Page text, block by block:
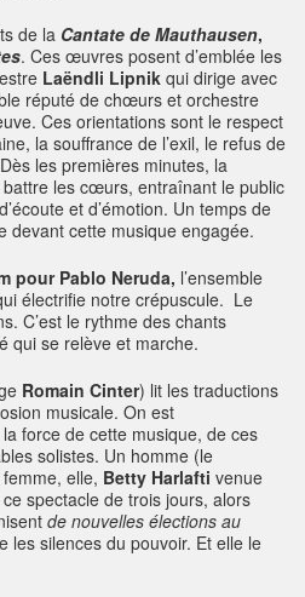
de la Cantate de Mauthausen,
. Ces œuvres posent d’emblée les
Laëndli Lipnik qui dirige avec
réputé de chœurs et orchestre
Ces orientations sont le respect
la souffrance de l’exil, le refus de
les premières minutes, la
les cœurs, entraînant le public
et d’émotion. Un temps de
devant cette musique engagée.
pour Pablo Neruda, l’ensemble
électrifie notre crépuscule. Le
C’est le rythme des chants
qui se relève et marche.
Romain Cinter) lit les traductions
musicale. On est
force de cette musique, de ces
solistes. Un homme (le
elle, Betty Harlafti venue
spectacle de trois jours, alors
de nouvelles élections au
les silences du pouvoir. Et elle le